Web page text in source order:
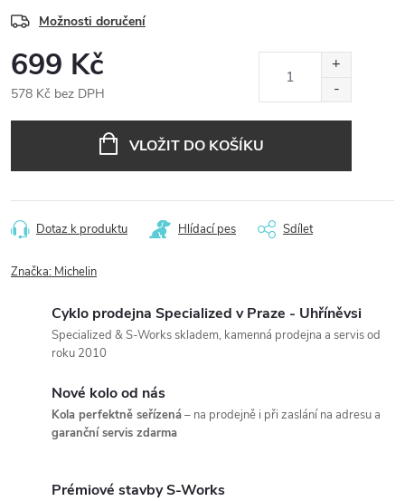
Možnosti doručení
699 Kč
578 Kč bez DPH
VLOŽIT DO KOŠÍKU
Dotaz k produktu Hlídací pes Sdílet
Značka: Michelin
Cyklo prodejna Specialized v Praze - Uhříněvsi
Specialized & S-Works skladem, kamenná prodejna a servis od
roku 2010
Nové kolo od nás
Kola perfektně seřízená– na prodejně i při zaslání na adresu a
garanční servis zdarma
Prémiové stavby S-Works